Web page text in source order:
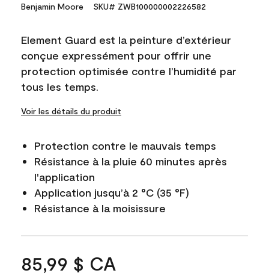
Benjamin Moore SKU# ZWB100000002226582
Element Guard est la peinture d’extérieur
conçue expressément pour offrir une
protection optimisée contre l’humidité par
tous les temps.
Voir les détails du produit
Protection contre le mauvais temps
Résistance à la pluie 60 minutes après
l'application
Application jusqu’à 2 °C (35 °F)
Résistance à la moisissure
85,99 $ CA